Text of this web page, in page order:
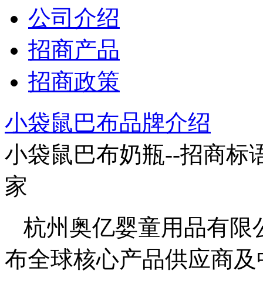
公司介绍
招商产品
招商政策
小袋鼠巴布品牌介绍
小袋鼠巴布奶瓶--招商标
家
杭州奥亿婴童用品有限
布全球核心产品供应商